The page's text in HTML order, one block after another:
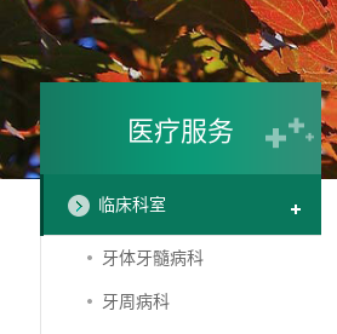
医疗服务
临床科室
牙体牙髓病科
牙周病科